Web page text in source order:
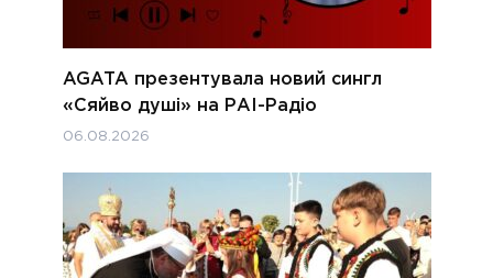
AGATA презентувала новий сингл
«Сяйво душі» на РАІ-Радіо
06.08.2026